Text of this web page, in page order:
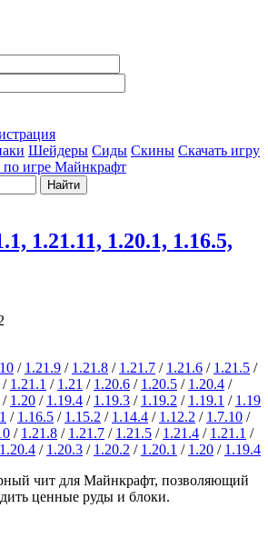
Шейдеры Сиды Скины Скачать игру
по игре Майнкрафт
Найти
1.21.11, 1.20.1, 1.16.5,
/ 1.21.9 / 1.21.8 / 1.21.7 / 1.21.6 / 1.21.5 /
/ 1.21.1 / 1.21 / 1.20.6 / 1.20.5 / 1.20.4 /
/ 1.20 / 1.19.4 / 1.19.3 / 1.19.2 / 1.19.1 / 1.19
/ 1.16.5 / 1.15.2 / 1.14.4 / 1.12.2 / 1.7.10 /
/ 1.21.8 / 1.21.7 / 1.21.5 / 1.21.4 / 1.21.1 /
1.20.4 / 1.20.3 / 1.20.2 / 1.20.1 / 1.20 / 1.19.4
чит для Майнкрафт, позволяющий
ценные руды и блоки.